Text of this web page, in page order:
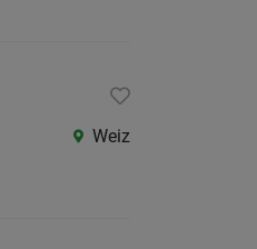
Weiz